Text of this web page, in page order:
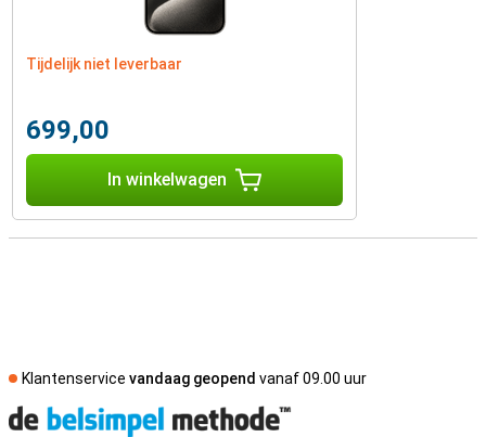
Tijdelijk niet leverbaar
699,00
In winkelwagen
Klantenservice vandaag geopend vanaf 09.00 uur